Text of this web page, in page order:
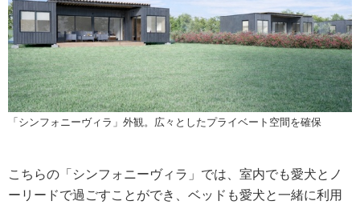
「シンフォニーヴィラ」外観。広々としたプライベート空間を確保
こちらの「シンフォニーヴィラ」では、室内でも愛犬とノ
ーリードで過ごすことができ、ベッドも愛犬と一緒に利用